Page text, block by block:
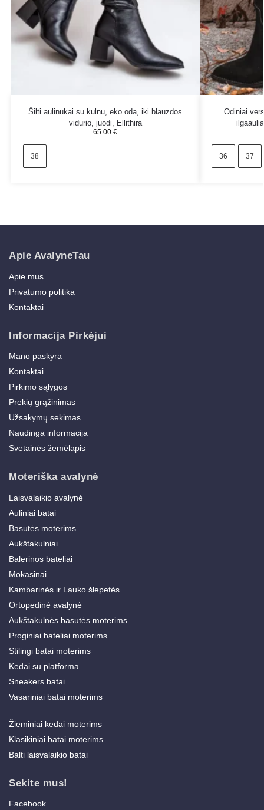
Šilti aulinukai su kulnu, eko oda, iki blauzdos
vidurio, juodi, Ellithira
65.00€
38
Odiniai
36 37
Apie AvalyneTau
Apie mus
Privatumo politika
Kontaktai
Informacija Pirkėjui
Mano paskyra
Kontaktai
Pirkimo sąlygos
Prekių grąžinimas
Užsakymų sekimas
Naudinga informacija
Svetainės žemėlapis
Moteriška avalynė
Laisvalaikio avalynė
Auliniai batai
Basutės moterims
Aukštakulniai
Balerinos bateliai
Mokasinai
Kambarinės ir Lauko šlepetės
Ortopedinė avalynė
Aukštakulnės basutės moterims
Proginiai bateliai moterims
Stilingi batai moterims
Kedai su platforma
Sneakers batai
Vasariniai batai moterims
Žieminiai kedai moterims
Klasikiniai batai moterims
Balti laisvalaikio batai
Sekite mus!
Facebook